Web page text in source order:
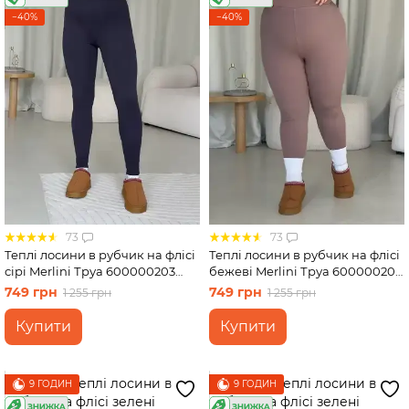
−40%
73
Теплі лосини в рубчик на флісі
сірі Merlini Труа 600000203
розмір L-XL (46-48)
749 грн 1 255 грн
Купити
−40%
73
Теплі лосини в рубчик на флісі
бежеві Merlini Труа 600000202
розмір 50-52
749 грн 1 255 грн
Купити
9 ГОДИН 9 ГОДИН